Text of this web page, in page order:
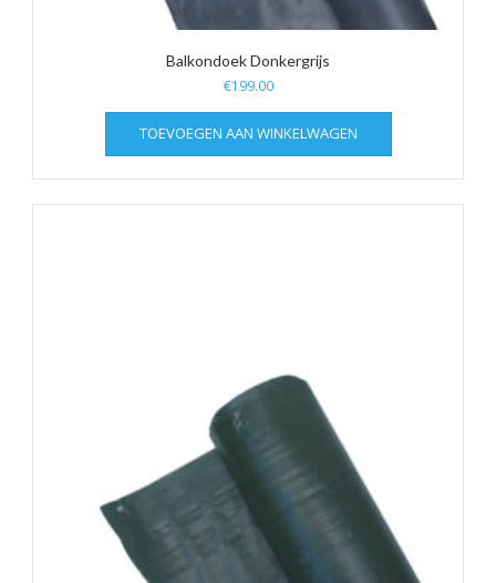
Balkondoek Donkergrijs
€199.00
TOEVOEGEN AAN WINKELWAGEN